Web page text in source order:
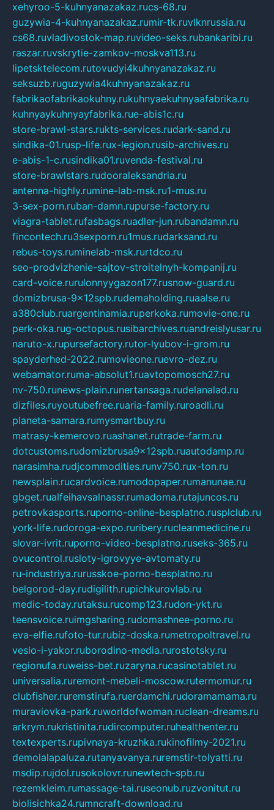
xehyroo-5-kuhnyanazakaz.rucs-68.ru
guzywia-4-kuhnyanazakaz.rumir-tk.ruvlknrussia.ru
cs68.ruvladivostok-map.ruvideo-seks.rubankaribi.ru
raszar.ruvskrytie-zamkov-moskva113.ru
lipetsktelecom.rutovudyi4kuhnyanazakaz.ru
seksuzb.ruguzywia4kuhnyanazakaz.ru
fabrikaofabrikaokuhny.rukuhnyaekuhnyaafabrika.ru
kuhnyaykuhnyayfabrika.rue-abis1c.ru
store-brawl-stars.rukts-services.rudark-sand.ru
sindika-01.rusp-life.rux-legion.rusib-archives.ru
e-abis-1-c.rusindika01.ruvenda-festival.ru
store-brawlstars.rudooraleksandria.ru
antenna-highly.rumine-lab-msk.ru1-mus.ru
3-sex-porn.ruban-damn.rupurse-factory.ru
viagra-tablet.rufasbags.ruadler-jun.rubandamn.ru
fincontech.ru3sexporn.ru1mus.rudarksand.ru
rebus-toys.ruminelab-msk.rurtdco.ru
seo-prodvizhenie-sajtov-stroitelnyh-kompanij.ru
card-voice.rurulonnyygazon177.rusnow-guard.ru
domizbrusa-9x12spb.rudemaholding.ruaalse.ru
a380club.ruargentinamia.ruperkoka.rumovie-one.ru
perk-oka.rug-octopus.rusibarchives.ruandreislyusar.ru
naruto-x.rupursefactory.rutor-lyubov-i-grom.ru
spayderhed-2022.rumovieone.ruevro-dez.ru
webamator.ruma-absolut1.ruavtopomosch27.ru
nv-750.runews-plain.runertansaga.rudelanalad.ru
dizfiles.ruyoutubefree.ruaria-family.ruroadli.ru
planeta-samara.rumysmartbuy.ru
matrasy-kemerovo.ruashanet.rutrade-farm.ru
dotcustoms.rudomizbrusa9x12spb.ruautodamp.ru
narasimha.rudjcommodities.runv750.rux-ton.ru
newsplain.rucardvoice.rumodopaper.rumanunae.ru
gbget.rualfeihavsalnassr.rumadoma.rutajuncos.ru
petrovkasports.ruporno-online-besplatno.rusplclub.ru
york-life.rudoroga-expo.ruribery.rucleanmedicine.ru
slovar-ivrit.ruporno-video-besplatno.ruseks-365.ru
ovucontrol.rusloty-igrovyye-avtomaty.ru
ru-industriya.rurusskoe-porno-besplatno.ru
belgorod-day.rudigilith.rupichkurovlab.ru
medic-today.rutaksu.rucomp123.rudon-ykt.ru
teensvoice.ruimgsharing.rudomashnee-porno.ru
eva-elfie.rufoto-tur.rubiz-doska.rumetropoltravel.ru
veslo-i-yakor.ruborodino-media.rurostotsky.ru
regionufa.ruweiss-bet.ruzaryna.rucasinotablet.ru
universalia.ruremont-mebeli-moscow.rutermomur.ru
clubfisher.ruremstirufa.ruerdamchi.rudoramamama.ru
muraviovka-park.ruworldofwoman.ruclean-dreams.ru
arkrym.rukristinita.rudircomputer.ruhealthenter.ru
textexperts.rupivnaya-kruzhka.rukinofilmy-2021.ru
demolalapaluza.rutanyavanya.ruremstir-tolyatti.ru
msdip.rujdol.rusokolovr.runewtech-spb.ru
rezemkleim.rumassage-tai.ruseonub.ruzvonitut.ru
biolisichka24.rumncraft-download.ru